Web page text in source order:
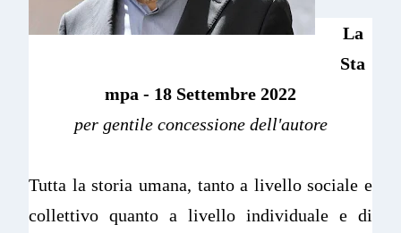
La
Sta
mpa - 18 Settembre 2022
per gentile concessione dell'autore
Tutta la storia umana, tanto a livello sociale e
collettivo quanto a livello individuale e di